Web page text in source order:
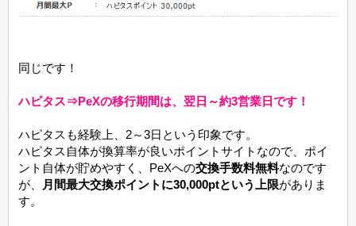
同じです！
ハピタス⇒PeXの移行期間は、翌日～約3営業日です！
ハピタスも経験上、2～3日という印象です。
ハピタス自体が換算率が良いポイントサイトなので、ポイ
ント自体が貯めやすく、PeXへの交換手数料無料なのです
が、
月間最大交換ポイントに30,000ptという上限がありま
す。